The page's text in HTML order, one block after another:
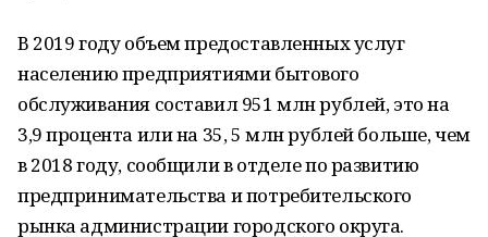
В 2019 году объем предоставленных услуг
населению предприятиями бытового
обслуживания составил 951 млн рублей, это на
3,9 процента или на 35, 5 млн рублей больше, чем
в 2018 году, сообщили в отделе по развитию
предпринимательства и потребительского
рынка администрации городского округа.